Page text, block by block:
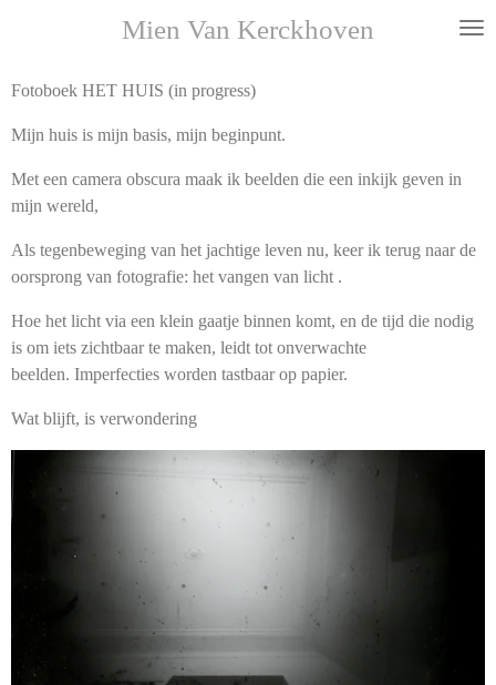
de
hoofdinhoud
Mien Van Kerckhoven
Fotoboek HET HUIS (in progress)
Mijn huis is mijn basis, mijn beginpunt.
Met een camera obscura maak ik beelden die een inkijk geven in
mijn wereld,
Als tegenbeweging van het jachtige leven nu, keer ik terug naar de
oorsprong van fotografie: het vangen van licht .
Hoe het licht via een klein gaatje binnen komt, en de tijd die nodig
is om iets zichtbaar te maken, leidt tot onverwachte
beelden. Imperfecties worden tastbaar op papier.
Wat blijft, is verwondering